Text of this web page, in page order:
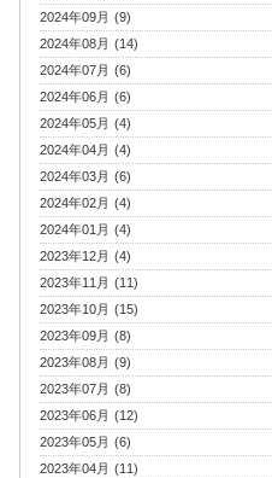
2024年09月 (9)
2024年08月 (14)
2024年07月 (6)
2024年06月 (6)
2024年05月 (4)
2024年04月 (4)
2024年03月 (6)
2024年02月 (4)
2024年01月 (4)
2023年12月 (4)
2023年11月 (11)
2023年10月 (15)
2023年09月 (8)
2023年08月 (9)
2023年07月 (8)
2023年06月 (12)
2023年05月 (6)
2023年04月 (11)